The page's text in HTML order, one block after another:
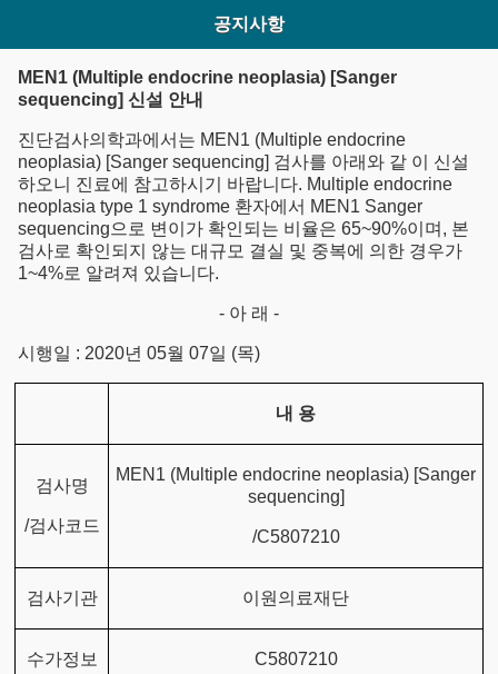
공지사항
MEN1 (Multiple endocrine neoplasia) [Sanger
sequencing] 신설 안내
진단검사의학과에서는 MEN1 (Multiple endocrine
neoplasia) [Sanger sequencing] 검사를 아래와 같 이 신설
하오니 진료에 참고하시기 바랍니다. Multiple endocrine
neoplasia type 1 syndrome 환자에서 MEN1 Sanger
sequencing으로 변이가 확인되는 비율은 65~90%이며, 본
검사로 확인되지 않는 대규모 결실 및 중복에 의한 경우가
1~4%로 알려져 있습니다.
- 아 래 -
시행일 : 2020년 05월 07일 (목)
내 용
검사명
/검사코드
MEN1 (Multiple endocrine neoplasia) [Sanger
sequencing]
/C5807210
검사기관 이원의료재단
수가정보 C5807210